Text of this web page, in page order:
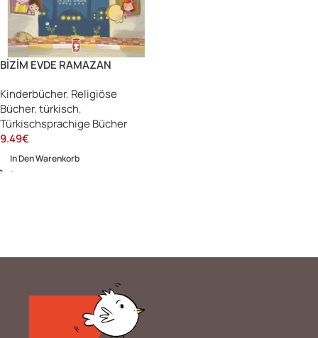
BİZİM EVDE RAMAZAN
Kinderbücher, Religiöse
Bücher,türkisch,
Türkischsprachige Bücher
9.49€
In Den Warenkorb